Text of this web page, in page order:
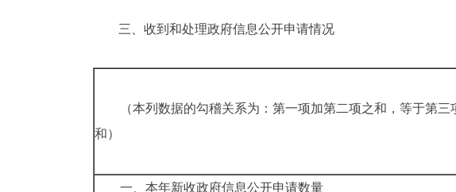
三、 收到和处理政府信息公开申请情况
（本列数据的勾稽关系为：第一项加第二项之和，等于第三
和）
一、本年新收政府信息公开申请数量